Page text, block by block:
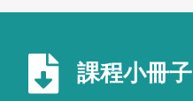
課程小冊子